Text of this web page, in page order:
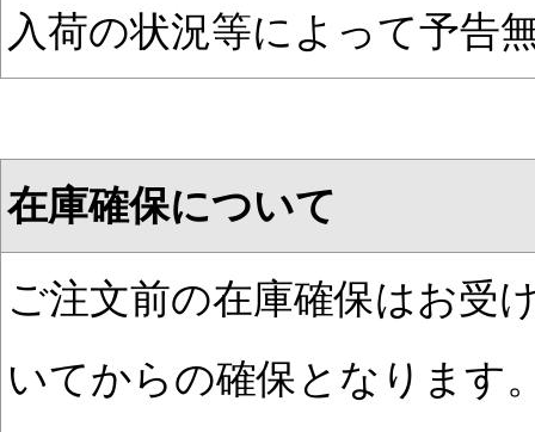
入荷の状況等によって予告
在庫確保について
ご注文前の在庫確保はお受
いてからの確保となります